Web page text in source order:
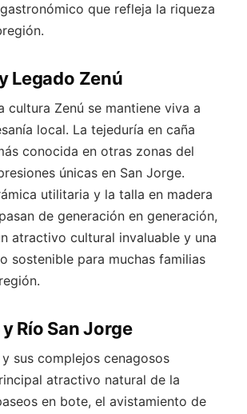
que refleja la riqueza
Legado Zenú
cultura Zenú se mantiene viva a
local. La tejeduría en caña
conocida en otras zonas del
únicas en San Jorge.
utilitaria y la talla en madera
de generación en generación,
atractivo cultural invaluable y una
sostenible para muchas familias
Río San Jorge
sus complejos cenagosos
atractivo natural de la
en bote, el avistamiento de